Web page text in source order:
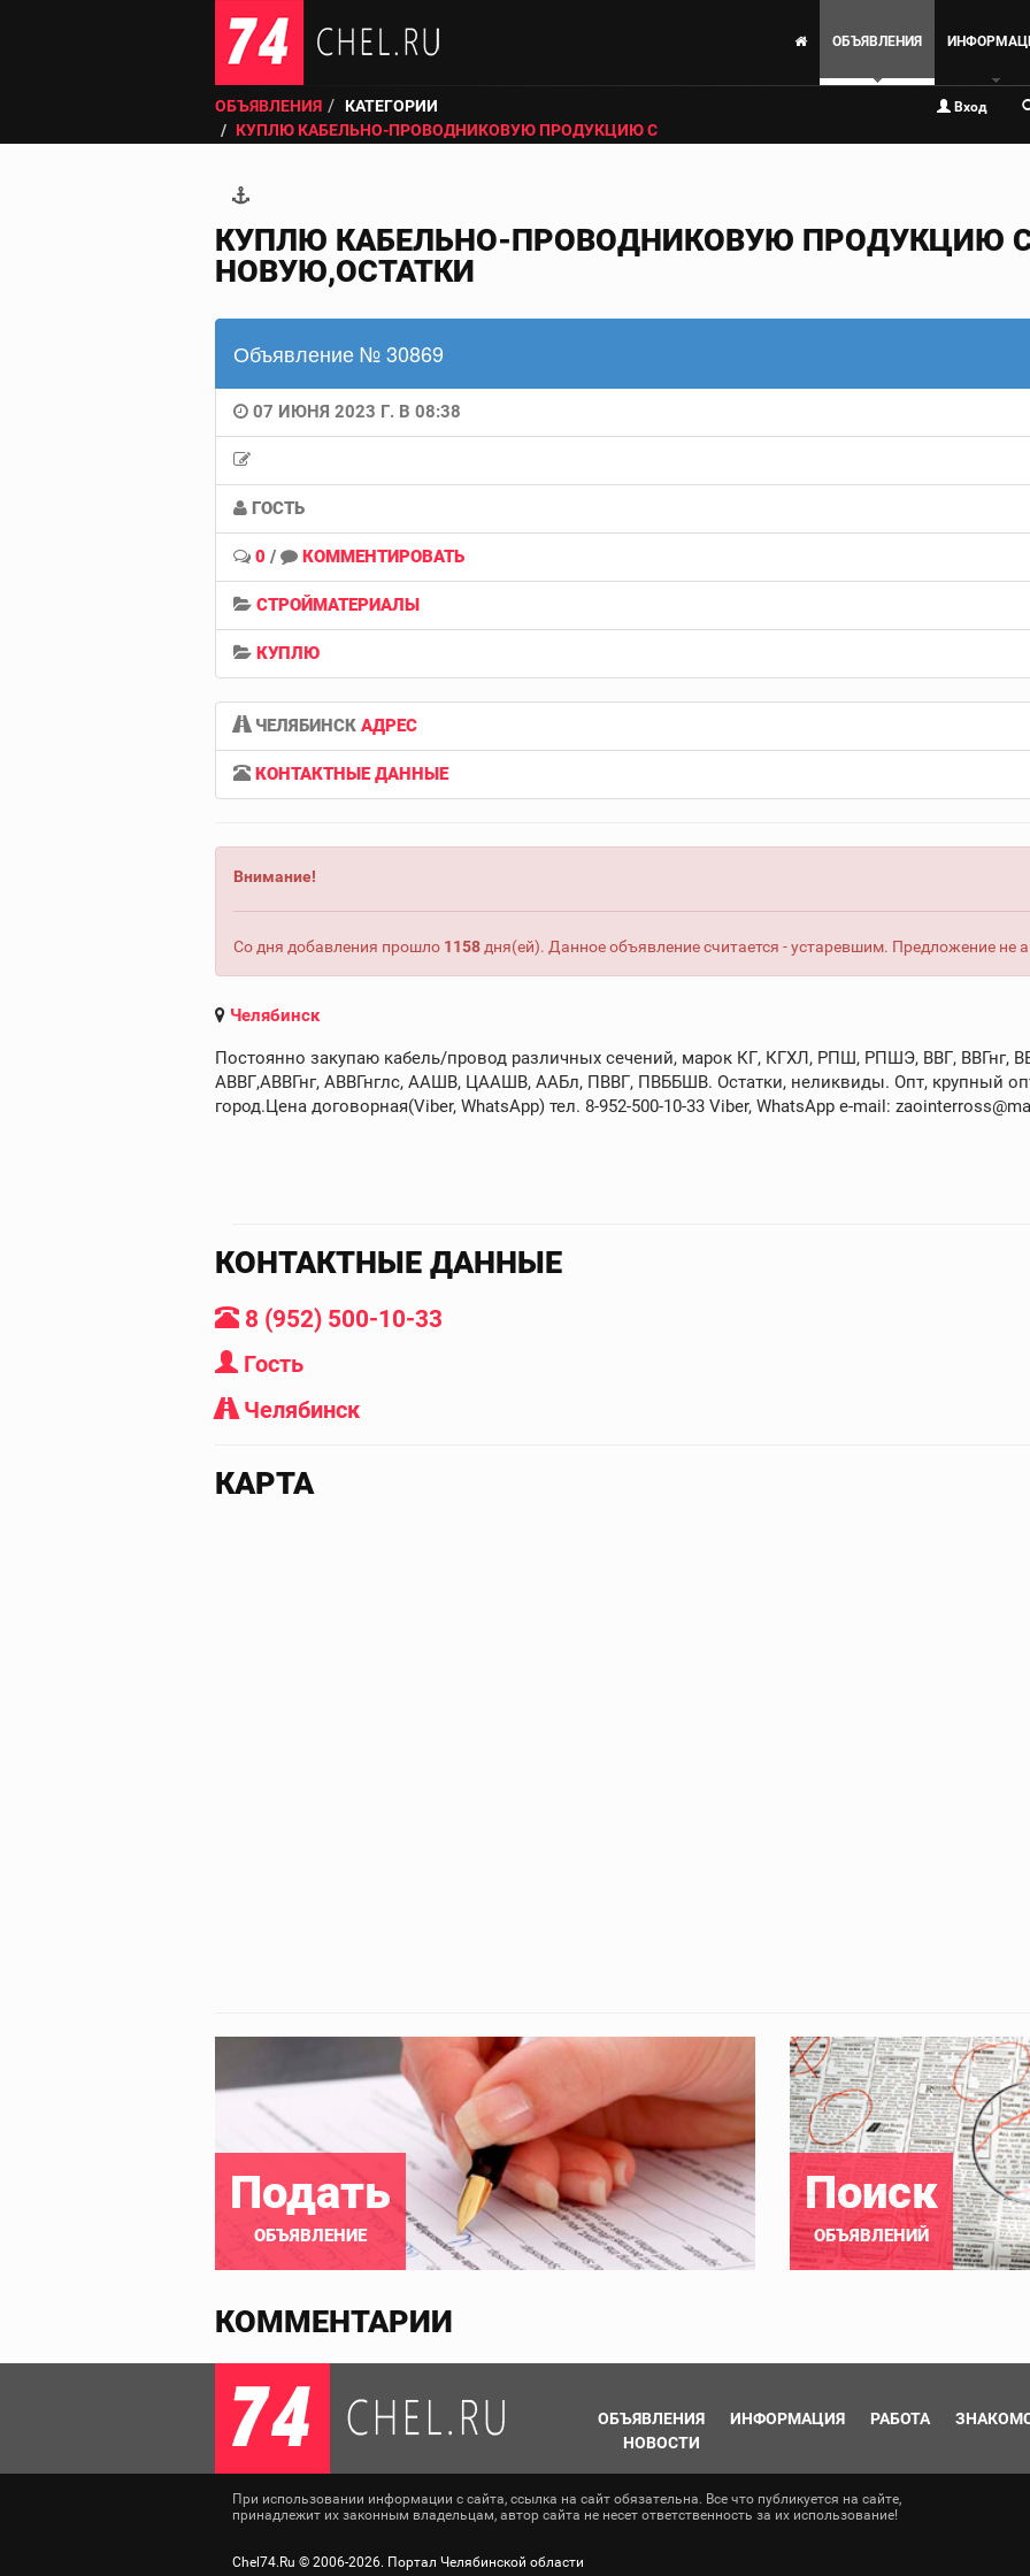
ОБЪЯВЛЕНИЯ
ОБЪЯВЛЕНИЯ
КАТЕГОРИИ
КУПЛЮ КАБЕЛЬНО-ПРОВОДНИКОВУЮ ПРОДУКЦИЮ С
Вход
КУПЛЮ КАБЕЛЬНО-ПРОВОДНИКОВУЮ ПРОДУКЦИЮ С
НОВУЮ,ОСТАТКИ
Объявление № 30869
07 ИЮНЯ 2023 Г. В 08:38
ГОСТЬ
0 / КОММЕНТИРОВАТЬ
СТРОЙМАТЕРИАЛЫ
КУПЛЮ
ЧЕЛЯБИНСК АДРЕС
КОНТАКТНЫЕ ДАННЫЕ
Внимание!
Со дня добавления прошло 1158 дня(ей). Данное объявление считается - устаревшим. Предложение не
Челябинск
Постоянно закупаю кабель/провод различных сечений, марок КГ, КГХЛ, РПШ, РПШЭ, ВВГ, ВВГнг,
АВВГ,АВВГнг, АВВГнглс, ААШВ, ЦААШВ, ААБл, ПВВГ, ПВББШВ. Остатки, неликвиды. Опт, крупный
город.Цена договорная(Viber, WhatsApp) тел. 8-952-500-10-33 Viber, WhatsApp e-mail:
КОНТАКТНЫЕ ДАННЫЕ
8 (952) 500-10-33
Гость
Челябинск
КАРТА
Подать
ОБЪЯВЛЕНИЕ
Поиск
ОБЪЯВЛЕНИЙ
КОММЕНТАРИИ
ОБЪЯВЛЕНИЯ ИНФОРМАЦИЯ РАБОТА
НОВОСТИ
При использовании информации с сайта, ссылка на сайт обязательна. Все что публикуется на сайте,
принадлежит их законным владельцам, автор сайта не несет ответственность за их использование!
Chel74.Ru © 2006-2026. Портал Челябинской области